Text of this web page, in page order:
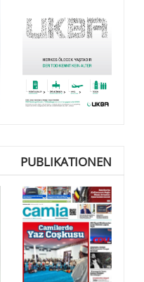
PUBLIKATIONEN